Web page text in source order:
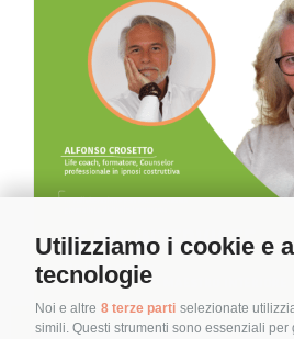
Utilizziamo i cookie e
tecnologie
Noi e altre 8 terze parti selezionate
simili. Questi strumenti sono essenziali